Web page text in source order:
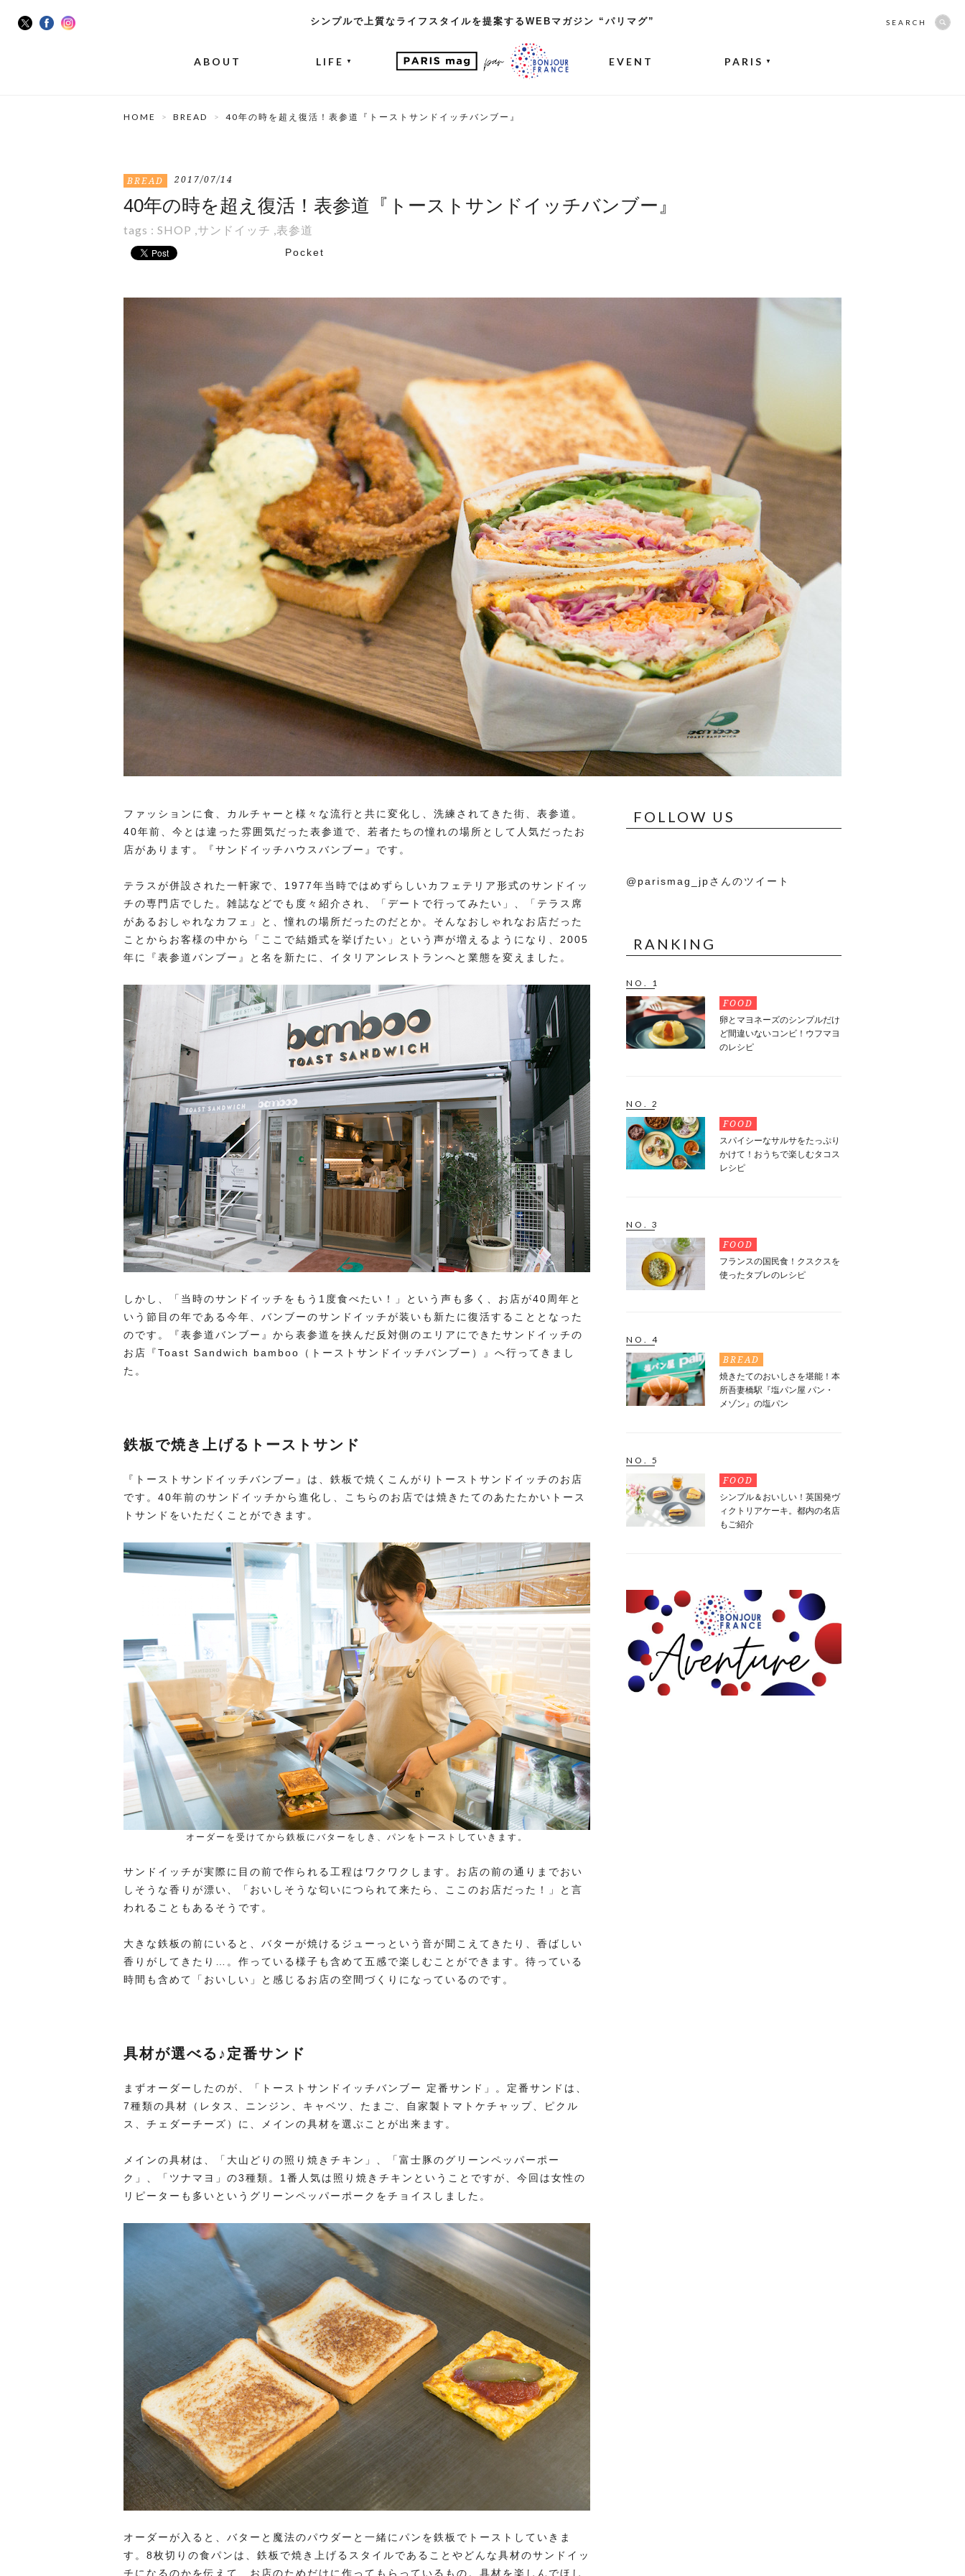
シンプルで上質なライフスタイルを提案するWEBマガジン “パリマグ”
ABOUT LIFE ▼ EVENT PARIS ▼
SEARCH
HOME BREAD 40年の時を超え復活！表参道『トーストサンドイッチバンブー』
BREAD 2017/07/14
40年の時を超え復活！表参道『トーストサンドイッチバンブー』
tags : SHOP ,サンドイッチ ,表参道
Pocket
ファッションに食、カルチャーと様々な流行と共に変化し、洗練されてきた街、表参道。
40年前、今とは違った雰囲気だった表参道で、若者たちの憧れの場所として人気だったお
店があります。『サンドイッチハウスバンブー』です。
テラスが併設された一軒家で、1977年当時ではめずらしいカフェテリア形式のサンドイッ
チの専門店でした。雑誌などでも度々紹介され、「デートで行ってみたい」、「テラス席
があるおしゃれなカフェ」と、憧れの場所だったのだとか。そんなおしゃれなお店だった
ことからお客様の中から「ここで結婚式を挙げたい」という声が増えるようになり、2005
年に『表参道バンブー』と名を新たに、イタリアンレストランへと業態を変えました。
しかし、「当時のサンドイッチをもう1度食べたい！」という声も多く、お店が40周年と
いう節目の年である今年、バンブーのサンドイッチが装いも新たに復活することとなった
のです。『表参道バンブー』から表参道を挟んだ反対側のエリアにできたサンドイッチの
お店『Toast Sandwich bamboo（トーストサンドイッチバンブー）』へ行ってきまし
た。
鉄板で焼き上げるトーストサンド
『トーストサンドイッチバンブー』は、鉄板で焼くこんがりトーストサンドイッチのお店
です。40年前のサンドイッチから進化し、こちらのお店では焼きたてのあたたかいトース
トサンドをいただくことができます。
オーダーを受けてから鉄板にバターをしき、パンをトーストしていきます。
サンドイッチが実際に目の前で作られる工程はワクワクします。お店の前の通りまでおい
しそうな香りが漂い、「おいしそうな匂いにつられて来たら、ここのお店だった！」と言
われることもあるそうです。
大きな鉄板の前にいると、バターが焼けるジューっという音が聞こえてきたり、香ばしい
香りがしてきたり…。作っている様子も含めて五感で楽しむことができます。待っている
時間も含めて「おいしい」と感じるお店の空間づくりになっているのです。
具材が選べる♪定番サンド
まずオーダーしたのが、「トーストサンドイッチバンブー 定番サンド」。定番サンドは、
7種類の具材（レタス、ニンジン、キャベツ、たまご、自家製トマトケチャップ、ピクル
ス、チェダーチーズ）に、メインの具材を選ぶことが出来ます。
メインの具材は、「大山どりの照り焼きチキン」、「富士豚のグリーンペッパーポー
ク」、「ツナマヨ」の3種類。1番人気は照り焼きチキンということですが、今回は女性の
リピーターも多いというグリーンペッパーポークをチョイスしました。
オーダーが入ると、バターと魔法のパウダーと一緒にパンを鉄板でトーストしていきま
す。8枚切りの食パンは、鉄板で焼き上げるスタイルであることやどんな具材のサンドイッ
チになるのかを伝えて、お店のためだけに作ってもらっているもの。具材を楽しんでほし
FOLLOW US
@parismag_jpさんのツイート
RANKING
NO. 1
FOOD
卵とマヨネーズのシンプルだけ
ど間違いないコンビ！ウフマヨ
のレシピ
NO. 2
FOOD
スパイシーなサルサをたっぷり
かけて！おうちで楽しむタコス
レシピ
NO. 3
FOOD
フランスの国民食！クスクスを
使ったタブレのレシピ
NO. 4
BREAD
焼きたてのおいしさを堪能！本
所吾妻橋駅『塩パン屋 パン・
メゾン』の塩パン
NO. 5
FOOD
シンプル＆おいしい！英国発ヴ
ィクトリアケーキ。都内の名店
もご紹介